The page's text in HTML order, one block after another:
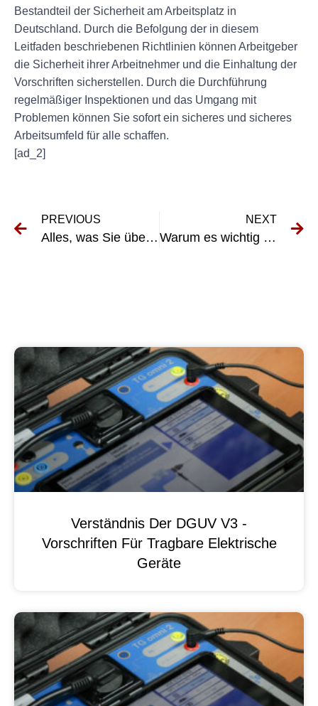
Bestandteil der Sicherheit am Arbeitsplatz in
Deutschland. Durch die Befolgung der in diesem
Leitfaden beschriebenen Richtlinien können Arbeitgeber
die Sicherheit ihrer Arbeitnehmer und die Einhaltung der
Vorschriften sicherstellen. Durch die Durchführung
regelmäßiger Inspektionen und das Umgang mit
Problemen können Sie sofort ein sicheres und sicheres
Arbeitsumfeld für alle schaffen.
[ad_2]
PREVIOUS
Alles, was Sie über DGUV V3 -Tests wissen müssen
NEXT
Warum es wichtig ist, dass Ihre elektrischen Geräte regelmäßig überprüfen
Verständnis Der DGUV V3 -
Vorschriften Für Tragbare Elektrische
Geräte